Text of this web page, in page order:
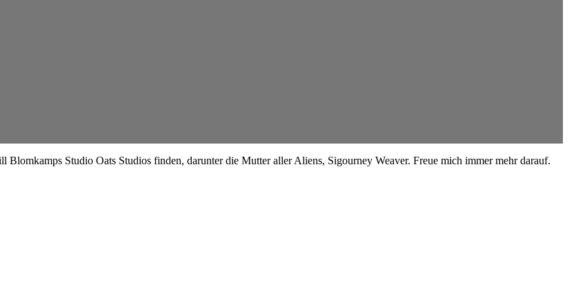
Studio Oats Studios finden, darunter die Mutter aller Aliens, Sigourney Weaver. Freue mich immer mehr darauf.